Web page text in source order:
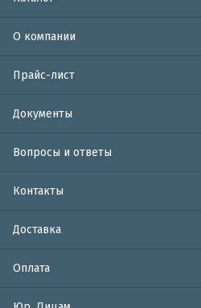
О компании
Прайс-лист
Документы
Вопросы и ответы
Контакты
Доставка
Оплата